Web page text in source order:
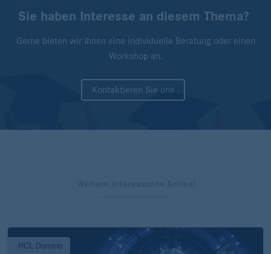
Sie haben Interesse an diesem Thema?
Gerne bieten wir Ihnen eine individuelle Beratung oder einen
Workshop an.
Kontaktieren Sie uns
HCL Domino